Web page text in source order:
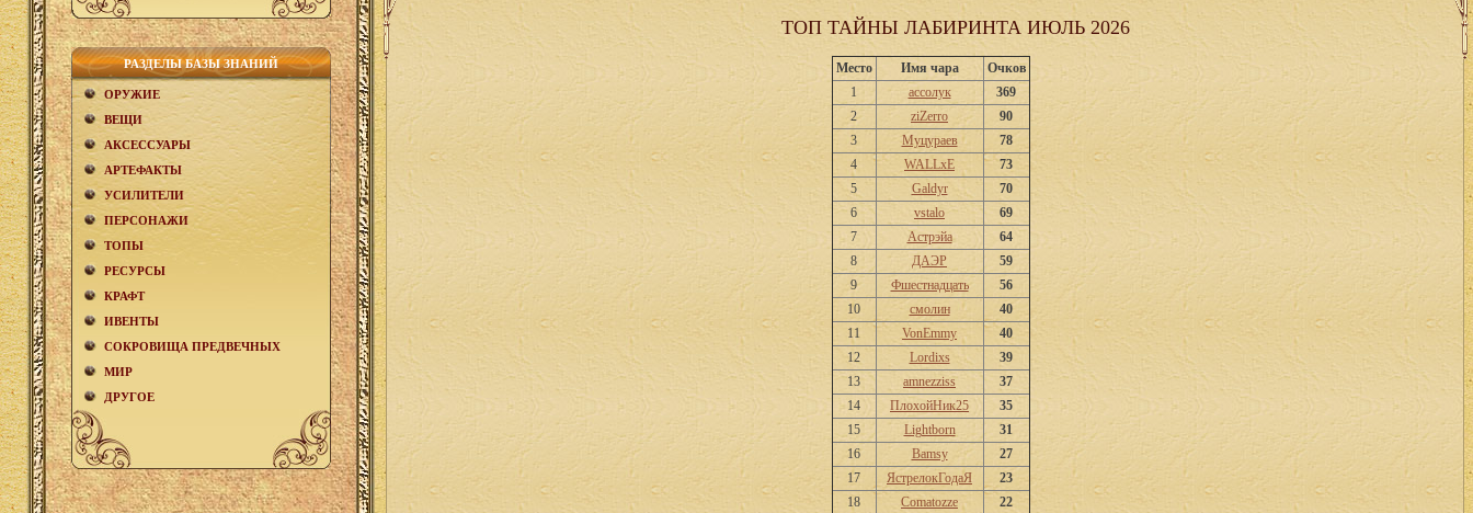
РАЗДЕЛЫ БАЗЫ ЗНАНИЙ
ОРУЖИЕ
ВЕЩИ
АКCЕСCУАРЫ
АРТЕФАКТЫ
УСИЛИТЕЛИ
ПЕРСОНАЖИ
ТОПЫ
РЕСУРСЫ
КРАФТ
ИВЕНТЫ
СОКРОВИЩА ПРЕДВЕЧНЫХ
МИР
ДРУГОЕ
ТОП ТАЙНЫ ЛАБИРИНТА ИЮЛЬ 2026
Место Имя чара
Очков
1
ассолук
369
2
ziZerro
90
3
Муцураев
78
4
WALLxE
73
5
Galdyr
70
6
vstalo
69
7
Астрэйа
64
8
ДАЭР
59
9
Фшестнадцать
56
10
смолин
40
11
VonEmmy
40
12
Lordixs
39
13
amnezziss
37
14
ПлохойНик25
35
15
Lightborn
31
16
Bamsy
27
17
ЯстрелокГодаЯ
23
18
Comatozze
22